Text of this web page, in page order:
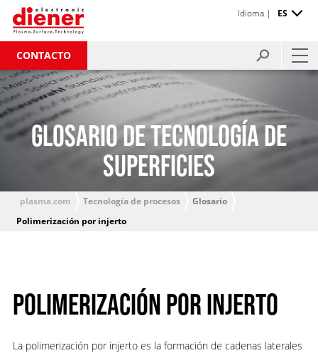
CONTACTO
Idioma | ES
GLOSARIO DE TECNOLOGÍA DE
SUPERFICIES
plasma.com Tecnología de procesos
Glosario
Polimerización por injerto
POLIMERIZACIÓN POR INJERTO
La polimerización por injerto es la formación de cadenas laterales